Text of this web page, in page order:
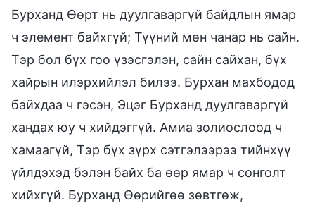
Бурханд Өөрт нь дуулгаваргүй байдлын ямар
ч элемент байхгүй; Түүний мөн чанар нь сайн.
Тэр бол бүх гоо үзэсгэлэн, сайн сайхан, бүх
хайрын илэрхийлэл билээ. Бурхан махбодод
байхдаа ч гэсэн, Эцэг Бурханд дуулгаваргүй
хандах юу ч хийдэггүй. Амиа золиослоод ч
хамаагүй, Тэр бүх зүрх сэтгэлээрээ тийнхүү
үйлдэхэд бэлэн байх ба өөр ямар ч сонголт
хийхгүй. Бурханд Өөрийгөө зөвтгөж,